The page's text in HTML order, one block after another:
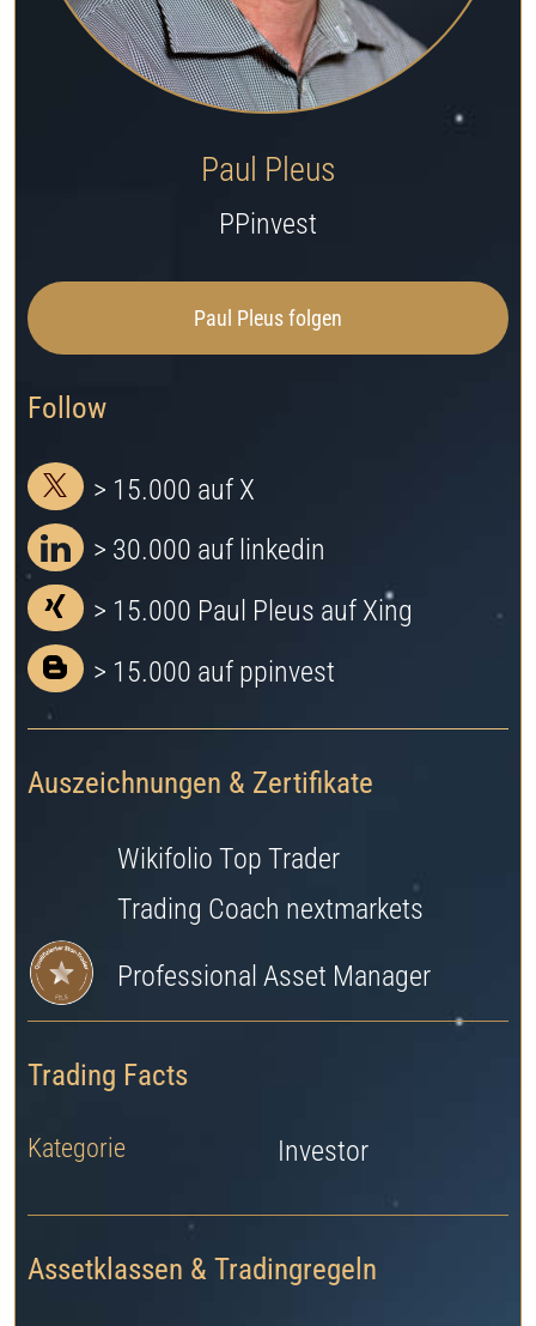
Jetzt Depot eröffnen
Paul Pleus
PPinvest
Paul Pleus folgen
Follow
> 15.000 auf X
> 30.000 auf linkedin
> 15.000 Paul Pleus auf Xing
> 15.000 auf ppinvest
Auszeichnungen & Zertifikate
Wikifolio Top Trader
Trading Coach nextmarkets
Professional Asset Manager
Trading Facts
Kategorie Investor
Assetklassen & Tradingregeln